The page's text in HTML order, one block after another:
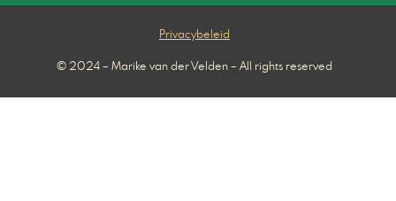
Privacybeleid
© 2024 – Marike van der Velden – All rights reserved